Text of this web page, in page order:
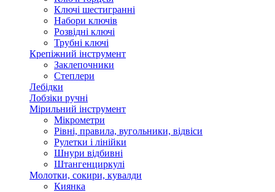
Ключі шестигранні
Набори ключів
Розвідні ключі
Трубні ключі
Крепіжний інструмент
Заклепочники
Степлери
Лебідки
Лобзіки ручні
Мірильний інструмент
Мікрометри
Рівні, правила, вугольники, відвіси
Рулетки і лінійки
Шнури відбивні
Штангенциркулі
Молотки, сокири, кувалди
Киянка